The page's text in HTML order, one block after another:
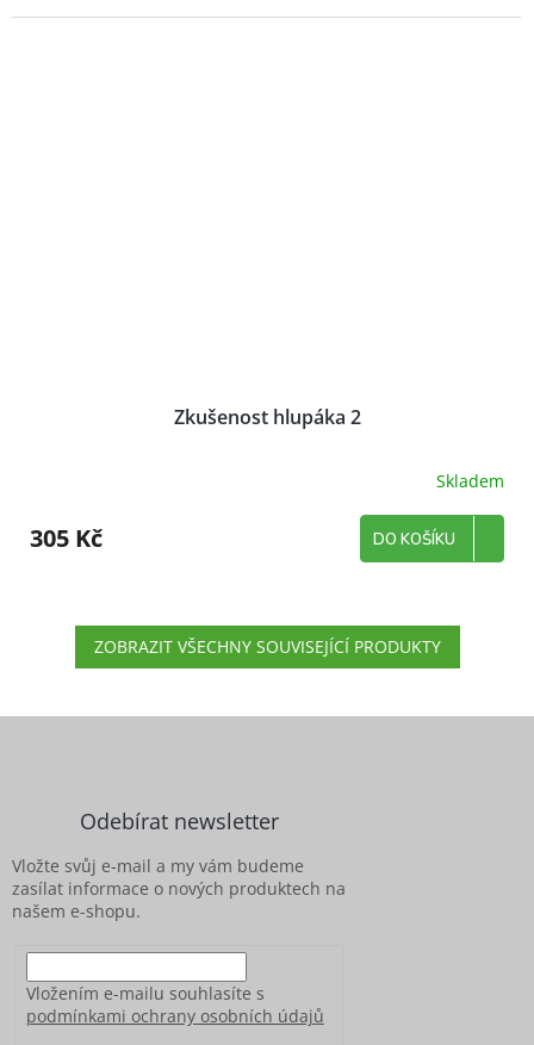
Zkušenost hlupáka 2
Skladem
305 Kč DO KOŠÍKU
ZOBRAZIT VŠECHNY SOUVISEJÍCÍ PRODUKTY
Odebírat newsletter
Vložte svůj e-mail a my vám budeme
zasílat informace o nových produktech na
našem e-shopu.
Vložením e-mailu souhlasíte s
podmínkami ochrany osobních údajů